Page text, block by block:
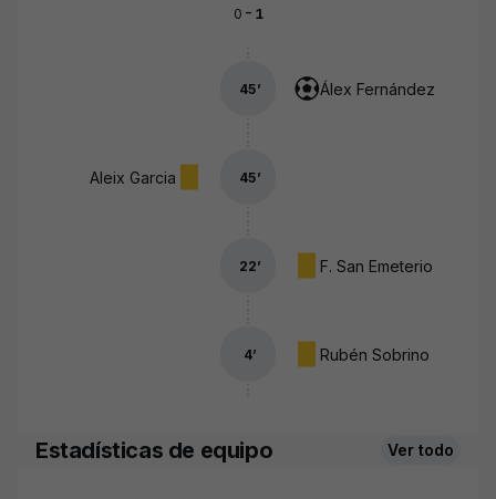
0 - 1
Álex Fernández
45’
Aleix Garcia 45’
F. San Emeterio
22’
Rubén Sobrino
4’
Estadísticas de equipo Ver todo